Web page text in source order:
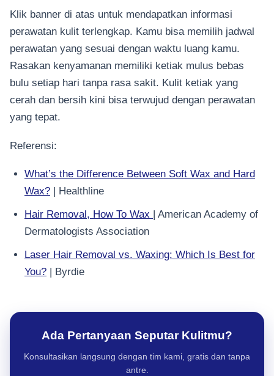
Klik banner di atas untuk mendapatkan informasi
perawatan kulit terlengkap. Kamu bisa memilih jadwal
perawatan yang sesuai dengan waktu luang kamu.
Rasakan kenyamanan memiliki ketiak mulus bebas
bulu setiap hari tanpa rasa sakit. Kulit ketiak yang
cerah dan bersih kini bisa terwujud dengan perawatan
yang tepat.
Referensi:
What’s the Difference Between Soft Wax and Hard
Wax? | Healthline
Hair Removal, How To Wax | American Academy of
Dermatologists Association
Laser Hair Removal vs. Waxing: Which Is Best for
You? | Byrdie
Ada Pertanyaan Seputar Kulitmu?
Konsultasikan langsung dengan tim kami, gratis dan tanpa
antre.